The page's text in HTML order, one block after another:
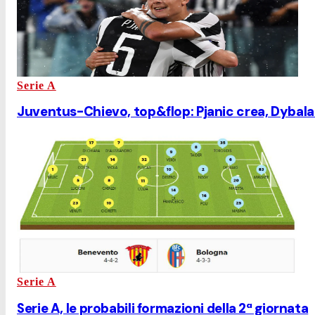
Serie A
Juventus-Chievo, top&flop: Pjanic crea,
Serie A
Serie A, le probabili formazioni della 2ª giornata